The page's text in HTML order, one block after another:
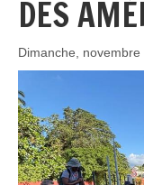
DES
Dimanche,